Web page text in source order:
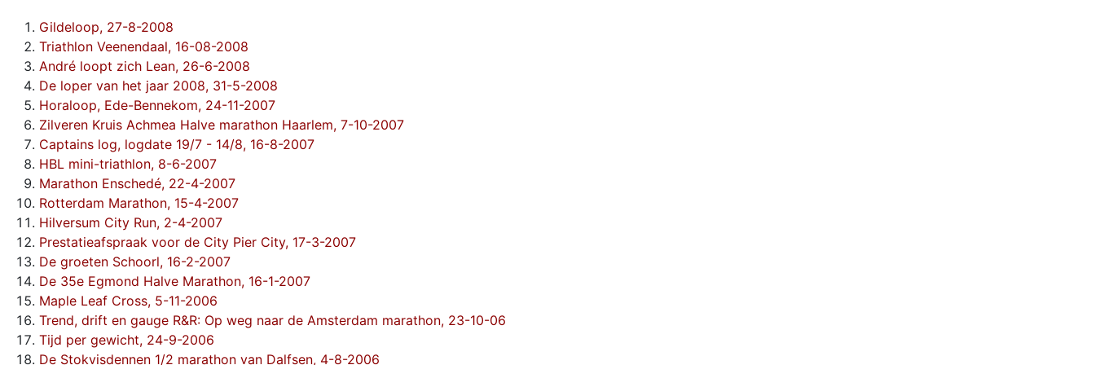
Gildeloop, 27-8-2008
Triathlon Veenendaal, 16-08-2008
André loopt zich Lean, 26-6-2008
De loper van het jaar 2008, 31-5-2008
Horaloop, Ede-Bennekom, 24-11-2007
Zilveren Kruis Achmea Halve marathon Haarlem, 7-10-2007
Captains log, logdate 19/7 - 14/8, 16-8-2007
HBL mini-triathlon, 8-6-2007
Marathon Enschedé, 22-4-2007
Rotterdam Marathon, 15-4-2007
Hilversum City Run, 2-4-2007
Prestatieafspraak voor de City Pier City, 17-3-2007
De groeten Schoorl, 16-2-2007
De 35e Egmond Halve Marathon, 16-1-2007
Maple Leaf Cross, 5-11-2006
Trend, drift en gauge R&R: Op weg naar de Amsterdam marathon, 23-10-06
Tijd per gewicht, 24-9-2006
De Stokvisdennen 1/2 marathon van Dalfsen, 4-8-2006